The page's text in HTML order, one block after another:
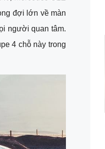
đợi lớn về màn
người quan tâm.
4 chỗ này trong